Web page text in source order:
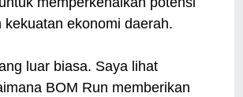
kekuatan ekonomi daerah.
luar biasa. Saya lihat
BOM Run memberikan